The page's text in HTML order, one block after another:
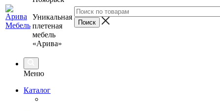
Уникальная
плетеная
мебель
«Арива»
Меню
Каталог